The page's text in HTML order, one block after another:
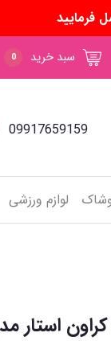
فرمایید
سبد خرید 0
09917659159
لوازم ورزشی
کراون